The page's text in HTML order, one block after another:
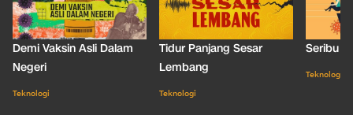
Demi Vaksin Asli Dalam
Negeri
Teknologi
Tidur Panjang Sesar
Lembang
Teknologi
Seribu
Teknologi